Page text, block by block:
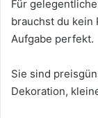
Für
brauchst du kein
Aufgabe perfekt.
Sie sind
Dekoration,